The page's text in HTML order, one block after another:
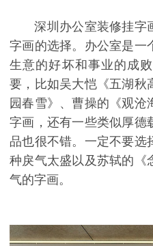
深圳办公室装修挂字
字画的选择。办公室是一
生意的好坏和事业的成
要，比如吴大恺《五湖秋
园春雪》、曹操的《观沧
字画，还有一些类似厚德
品也很不错。一定不要选
种戾气太盛以及苏轼的《
气的字画。